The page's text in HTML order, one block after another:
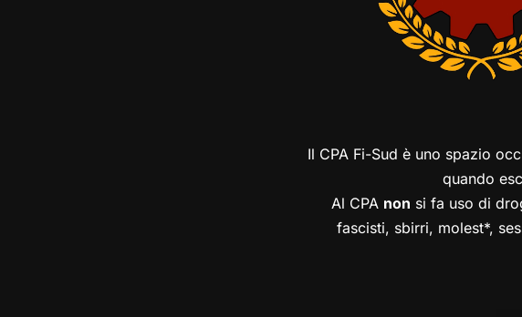
Il CPA Fi-Sud è uno spazio
quando
Al CPA non si fa uso di
fascisti, sbirri, molest*,